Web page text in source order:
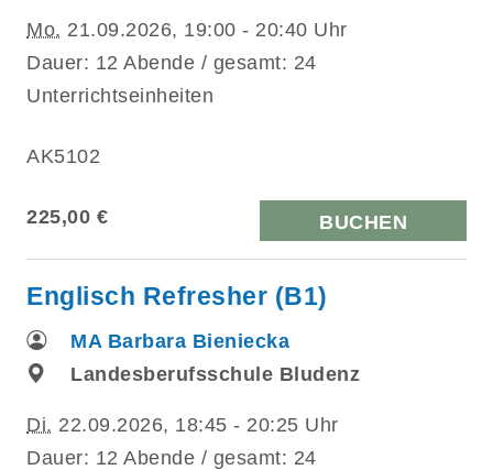
Mo. 21.09.2026, 19:00 - 20:40 Uhr
Dauer: 12 Abende / gesamt: 24
Unterrichtseinheiten
AK5102
225,00 € BUCHEN
Englisch Refresher (B1)
MA Barbara Bieniecka
Landesberufsschule Bludenz
Di. 22.09.2026, 18:45 - 20:25 Uhr
Dauer: 12 Abende / gesamt: 24